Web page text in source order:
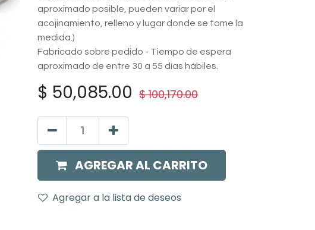
aproximado posible, pueden variar por el
acojinamiento, relleno y lugar donde se tome la
medida.)
Fabricado sobre pedido - Tiempo de espera
aproximado de entre 30 a 55 días hábiles.
$ 50,085.00 $100,170.00
AGREGAR AL CARRITO
Agregar a la lista de deseos